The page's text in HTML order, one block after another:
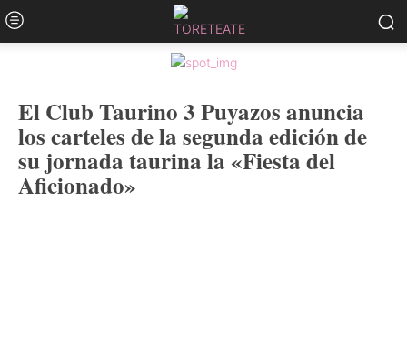
El Club Taurino 3 Puyazos anuncia
los carteles de la segunda edición de
su jornada taurina la «Fiesta del
Aficionado»